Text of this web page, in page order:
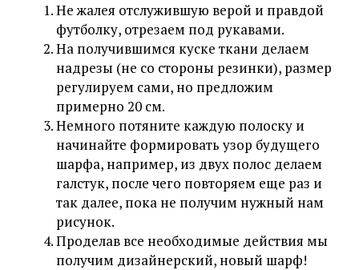
Не жалея отслужившую верой и правдой
футболку, отрезаем под рукавами.
На получившимся куске ткани делаем
надрезы (не со стороны резинки), размер
регулируем сами, но предложим
примерно 20 см.
Немного потяните каждую полоску и
начинайте формировать узор будущего
шарфа, например, из двух полос делаем
галстук, после чего повторяем еще раз и
так далее, пока не получим нужный нам
рисунок.
Проделав все необходимые действия мы
получим дизайнерский, новый шарф!